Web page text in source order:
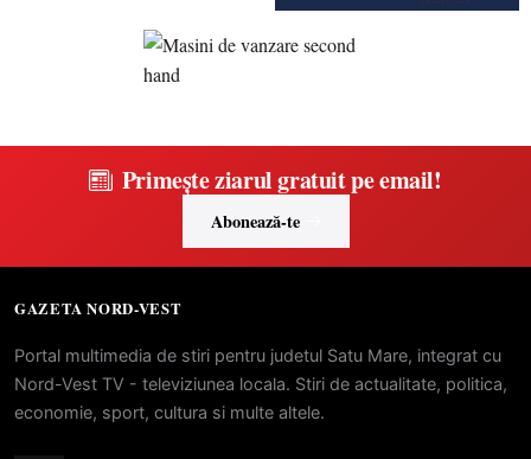
Primește ziarul gratuit pe email!
Abonează-te
GAZETA NORD-VEST
Portal multimedia de stiri pentru judetul Satu Mare, integrat cu
Nord-Vest TV - televiziunea locala. Stiri de actualitate, politica,
economie, sport, cultura si multe altele.